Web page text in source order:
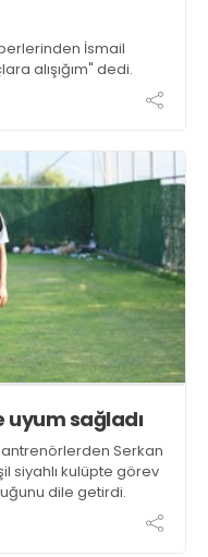
İsmail
alışığım" dedi.
uyum sağladı
Serkan
siyahlı kulüpte görev
dile getirdi.